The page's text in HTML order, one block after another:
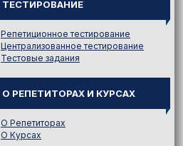
ТЕСТИРОВАНИЕ
Репетиционное тестирование
Централизованное тестирование
Тестовые задания
О РЕПЕТИТОРАХ И КУРСАХ
О Репетиторах
О Курсах